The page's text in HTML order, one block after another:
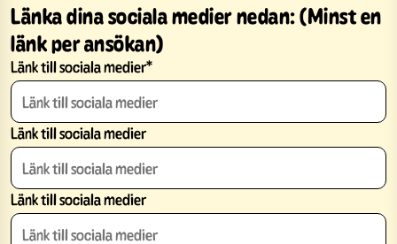
Länka dina sociala medier nedan: (Minst en
länk per ansökan)
Länk till sociala medier*
Länk till sociala medier
Länk till sociala medier